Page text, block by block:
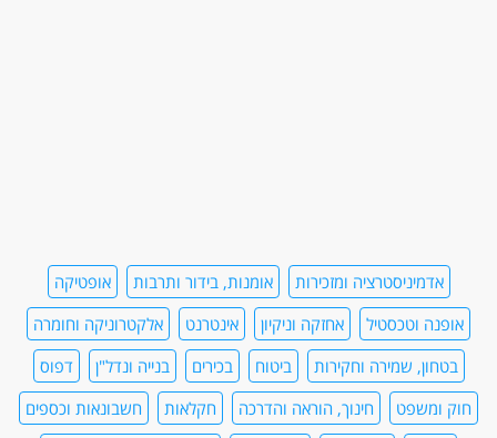
אדמיניסטרציה ומזכירות אומנות, בידור ותרבות
אופטיקה
אופנה וטכסטיל
אחזקה וניקיון אינטרנט
אלקטרוניקה וחומרה
בטחון, שמירה וחקירות
ביטוח בכירים בנייה ונדל"ן
דפוס
חוק ומשפט
חינוך, הוראה והדרכה חקלאות
חשבונאות וכספים